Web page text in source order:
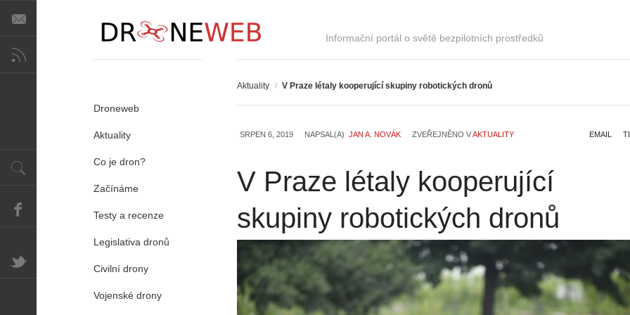
Informační portál o světě bezpilotních prostředků
Aktuality / V Praze létaly kooperující skupiny robotických dronů
SRPEN 6, 2019 NAPSAL(A) JAN A. NOVÁK ZVEŘEJNĚNO VAKTUALITY EMAIL
V Praze létaly kooperující
skupiny robotických dronů
Droneweb
Aktuality
Co je dron?
Začínáme
Testy a recenze
Legislativa dronů
Civilní drony
Vojenské drony